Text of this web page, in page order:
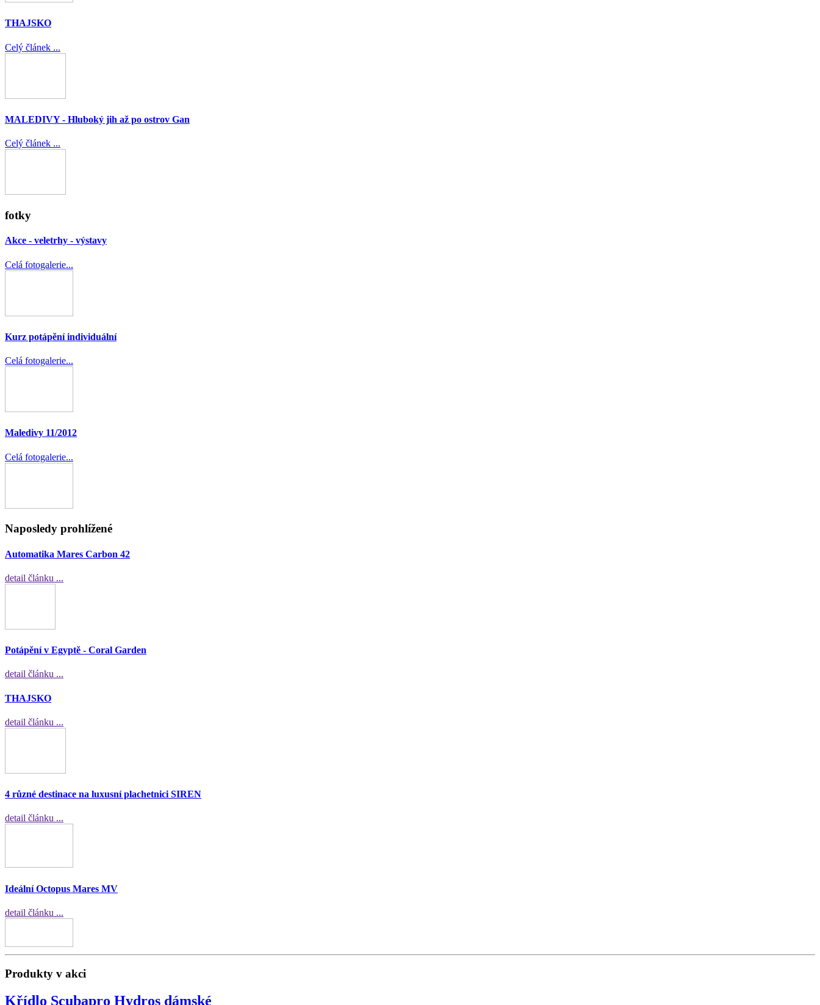
THAJSKO
Celý článek ...
MALEDIVY - Hluboký jih až po ostrov Gan
Celý článek ...
fotky
Akce - veletrhy - výstavy
Celá fotogalerie...
Kurz potápění individuální
Celá fotogalerie...
Maledivy 11/2012
Celá fotogalerie...
Naposledy prohlížené
Automatika Mares Carbon 42
detail článku ...
Potápění v Egyptě - Coral Garden
detail článku ...
THAJSKO
detail článku ...
4 různé destinace na luxusní plachetnici SIREN
detail článku ...
Ideální Octopus Mares MV
detail článku ...
Produkty v akci
Křídlo Scubapro Hydros dámské